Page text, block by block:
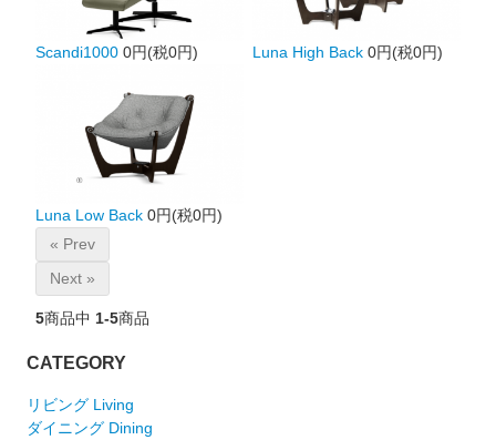
Scandi1000 0円(税0円) Luna High Back 0円(税0円)
Luna Low Back 0円(税0円)
« Prev
Next »
5商品中 1-5商品
CATEGORY
リビング Living
ダイニング Dining